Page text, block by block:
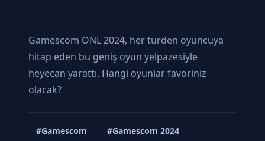
Gamescom ONL 2024, her türden oyuncuya
hitap eden bu geniş oyun yelpazesiyle
heyecan yarattı. Hangi oyunlar favoriniz
olacak?
#Gamescom #Gamescom 2024